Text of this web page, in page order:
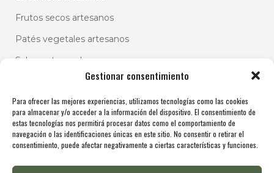
Gestionar consentimiento
Para ofrecer las mejores experiencias, utilizamos tecnologías como las cookies
para almacenar y/o acceder a la información del dispositivo. El consentimiento de
estas tecnologías nos permitirá procesar datos como el comportamiento de
navegación o las identificaciones únicas en este sitio. No consentir o retirar el
consentimiento, puede afectar negativamente a ciertas características y funciones.
Frutos secos artesanos
Patés vegetales artesanos
Salsas artesanales